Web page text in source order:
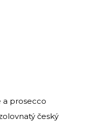
a prosecco
český